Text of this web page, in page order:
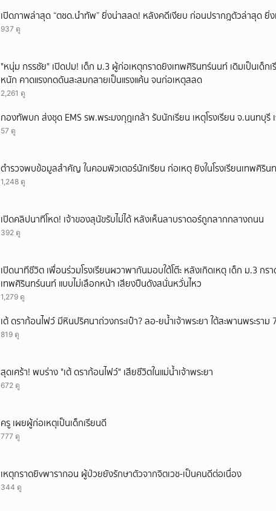
เปิดภาพล่าสุด “ตชด.นำทัพ” ยิ่งน่าสลด! หลังคดีเงียบ ก่อนปรากฎตัวล่าสุด ยิ่
937 ดู
"หนุ่ม กรรชัย" เปิดปม! เด็ก ม.3 ผู้ก่อเหตุกราดยิงเทพศิรินทร์นนท์ เดิมเป็นเด็ก
หนัก คาดแรงกดดันสะสมกลายเป็นแรงแค้น จนก่อเหตุสลด
2,261 ดู
กองทัพบก ส่งชุด EMS รพ.พระมงกุฎเกล้า รับนักเรียน เหตุโรงเรียน จ.นนทบุรี
57 ดู
ตำรวจพบข้อมูลสำคัญ ในคอมพิวเตอร์นักเรียน ก่อเหตุ ยิงในโรงเรียนเทพศิริน
1,248 ดู
เปิดคลิปนาทีโหด! เจ้าของสุนัขรับไม่ได้ หลังเห็นลาบราดอร์ถูกลากกลางถนน
392 ดู
เปิดนาทีชีวิต เพื่อนร่วมโรงเรียนผวาพากันมอบใต้โต๊ะ หลังเกิดเหตุ เด็ก ม.3 กรา
เทพศิรินทร์นนท์ แบบไม่เลือกหน้า เสียงปืนดังสนั่นหวั่นไหว
1,279 ดู
เต้ ดราก้อนไฟว์ มีหินปริศนาถ่วงกระเป๋า? ลอ-ยน้ำเจ้าพระยา ใต้สะพานพระราม
819 ดู
สุดเศร้า! พบร่าง "เต้ ดราก้อนไฟว์" เสียชีวิตในแม่น้ำเจ้าพระยา
672 ดู
ครู เผยผู้ก่อเหตุเป็นเด็กเรียนดี
777 ดู
เหตุกราดยิvพารากอน ผู้ป่วยยังรักษาตัวจากจิตเวช-เป็นคนดีต่อเนื่อง
344 ดู
ยกเลิก